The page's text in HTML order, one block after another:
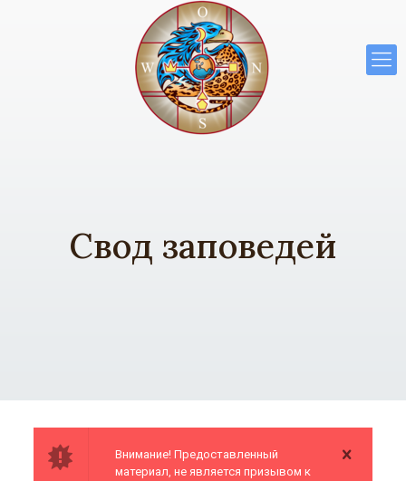
Свод заповедей
Внимание! Предоставленный
материал, не является призывом к